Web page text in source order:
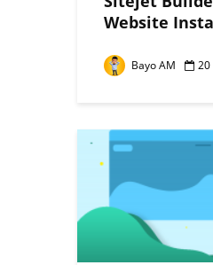
Website
Bayo AM 20